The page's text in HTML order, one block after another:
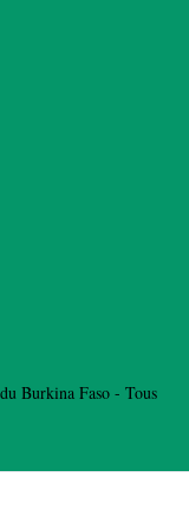
Burkina Faso - Tous